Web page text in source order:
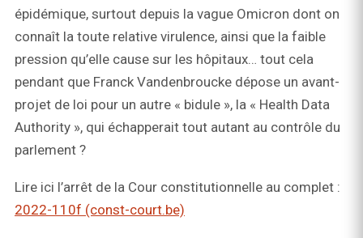
épidémique, surtout depuis la vague Omicron dont on
connaît la toute relative virulence, ainsi que la faible
pression qu’elle cause sur les hôpitaux… tout cela
pendant que Franck Vandenbroucke dépose un avant-
projet de loi pour un autre « bidule », la « Health Data
Authority », qui échapperait tout autant au contrôle du
parlement ?
Lire ici l’arrêt de la Cour constitutionnelle au complet :
2022-110f (const-court.be)